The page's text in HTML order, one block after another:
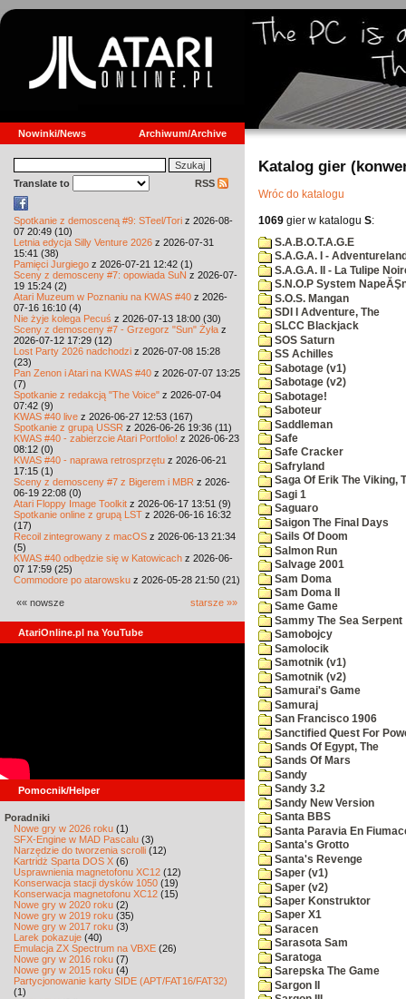
Nowinki/News Archiwum/Archive
Translate to RSS
Spotkanie z demosceną #9: STeel/Tori z 2026-08-
07 20:49 (10)
Letnia edycja Silly Venture 2026 z 2026-07-31
15:41 (38)
Pamięci Jurgiego z 2026-07-21 12:42 (1)
Sceny z demosceny #7: opowiada SuN z 2026-07-
19 15:24 (2)
Atari Muzeum w Poznaniu na KWAS #40 z 2026-
07-16 16:10 (4)
Nie żyje kolega Pecuś z 2026-07-13 18:00 (30)
Sceny z demosceny #7 - Grzegorz "Sun" Żyła z
2026-07-12 17:29 (12)
Lost Party 2026 nadchodzi z 2026-07-08 15:28
(23)
Pan Zenon i Atari na KWAS #40 z 2026-07-07 13:25
(7)
Spotkanie z redakcją "The Voice" z 2026-07-04
07:42 (9)
KWAS #40 live z 2026-06-27 12:53 (167)
Spotkanie z grupą USSR z 2026-06-26 19:36 (11)
KWAS #40 - zabierzcie Atari Portfolio! z 2026-06-23
08:12 (0)
KWAS #40 - naprawa retrosprzętu z 2026-06-21
17:15 (1)
Sceny z demosceny #7 z Bigerem i MBR z 2026-
06-19 22:08 (0)
Atari Floppy Image Toolkit z 2026-06-17 13:51 (9)
Spotkanie online z grupą LST z 2026-06-16 16:32
(17)
Recoil zintegrowany z macOS z 2026-06-13 21:34
(5)
KWAS #40 odbędzie się w Katowicach z 2026-06-
07 17:59 (25)
Commodore po atarowsku z 2026-05-28 21:50 (21)
«« nowsze starsze »»
AtariOnline.pl na YouTube
Pomocnik/Helper
Poradniki
Nowe gry w 2026 roku (1)
SFX-Engine w MAD Pascalu (3)
Narzędzie do tworzenia scrolli (12)
Kartridż Sparta DOS X (6)
Usprawnienia magnetofonu XC12 (12)
Konserwacja stacji dysków 1050 (19)
Konserwacja magnetofonu XC12 (15)
Nowe gry w 2020 roku (2)
Nowe gry w 2019 roku (35)
Nowe gry w 2017 roku (3)
Larek pokazuje (40)
Emulacja ZX Spectrum na VBXE (26)
Nowe gry w 2016 roku (7)
Nowe gry w 2015 roku (4)
Partycjonowanie karty SIDE (APT/FAT16/FAT32)
(1)
Katalog gier
Wróc do katalogu
1069 gier w katalogu S:
S.A.B.O.T.A.G.E
S.A.G.A. I -
S.A.G.A. II - La Tulipe
S.N.O.P System
S.O.S. Mangan
SDI I Adventure, The
SLCC Blackjack
SOS Saturn
SS Achilles
Sabotage (v1)
Sabotage (v2)
Sabotage!
Saboteur
Saddleman
Safe
Safe Cracker
Safryland
Saga Of Erik The Viking,
Sagi 1
Saguaro
Saigon The Final Days
Sails Of Doom
Salmon Run
Salvage 2001
Sam Doma
Sam Doma II
Same Game
Sammy The Sea Serpent
Samobojcy
Samolocik
Samotnik (v1)
Samotnik (v2)
Samurai's Game
Samuraj
San Francisco 1906
Sanctified Quest For
Sands Of Egypt, The
Sands Of Mars
Sandy
Sandy 3.2
Sandy New Version
Santa BBS
Santa Paravia En
Santa's Grotto
Santa's Revenge
Saper (v1)
Saper (v2)
Saper Konstruktor
Saper X1
Saracen
Sarasota Sam
Saratoga
Sarepska The Game
Sargon II